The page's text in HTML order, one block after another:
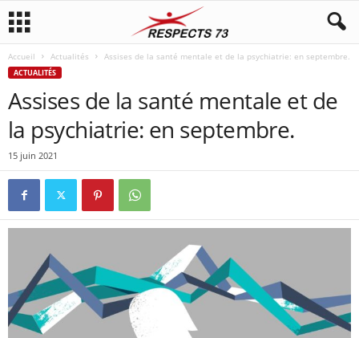
Accueil Actualités Assises de la santé mentale et de la psychiatrie: en septembre.
ACTUALITÉS
Assises de la santé mentale et de
la psychiatrie: en septembre.
15 juin 2021